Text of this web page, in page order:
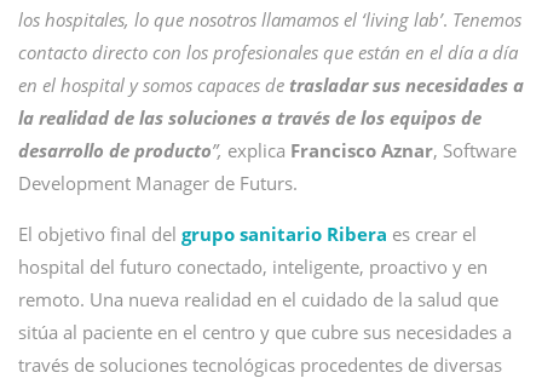
los hospitales, lo que nosotros llamamos el ‘living lab’. Tenemos
contacto directo con los profesionales que están en el día a día
en el hospital y somos capaces de trasladar sus necesidades a
la realidad de las soluciones a través de los equipos de
desarrollo de producto”, explica Francisco Aznar, Software
Development Manager de Futurs.
El objetivo final del grupo sanitario Ribera es crear el
hospital del futuro conectado, inteligente, proactivo y en
remoto. Una nueva realidad en el cuidado de la salud que
sitúa al paciente en el centro y que cubre sus necesidades a
través de soluciones tecnológicas procedentes de diversas